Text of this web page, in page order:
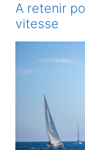
A retenir
vitesse